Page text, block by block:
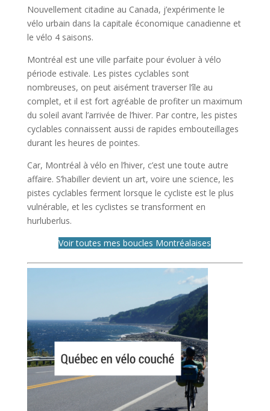
Nouvellement citadine au Canada, j’expérimente le
vélo urbain dans la capitale économique canadienne et
le vélo 4 saisons.
Montréal est une ville parfaite pour évoluer à vélo
période estivale. Les pistes cyclables sont
nombreuses, on peut aisément traverser l’île au
complet, et il est fort agréable de profiter un maximum
du soleil avant l’arrivée de l’hiver. Par contre, les pistes
cyclables connaissent aussi de rapides embouteillages
durant les heures de pointes.
Car, Montréal à vélo en l’hiver, c’est une toute autre
affaire. S’habiller devient un art, voire une science, les
pistes cyclables ferment lorsque le cycliste est le plus
vulnérable, et les cyclistes se transforment en
hurluberlus.
Voir toutes mes boucles Montréalaises